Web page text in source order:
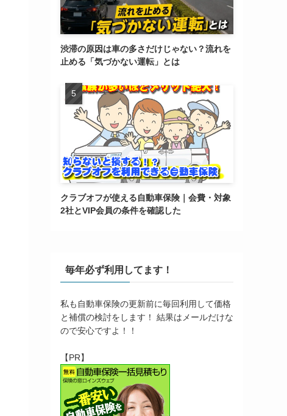
渋滞の原因は車の多さだけじゃない？流れを
止める「気づかない運転」とは
クラブオフが使える自動車保険｜会費・対象
2社とVIP会員の条件を確認した
毎年必ず利用してます！
私も自動車保険の更新前に毎回利用して価格
と補償の検討をします！ 結果はメールだけな
ので安心ですよ！！
【PR】